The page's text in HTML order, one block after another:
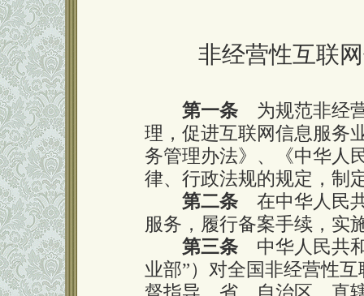
非经营性互联
第一条 为规范非经
理，促进互联网信息服务
务管理办法》、《中华人
律、行政法规的规定，制
第二条 在中华人民
服务，履行备案手续，实
第三条 中华人民共
业部”）对全国非经营性